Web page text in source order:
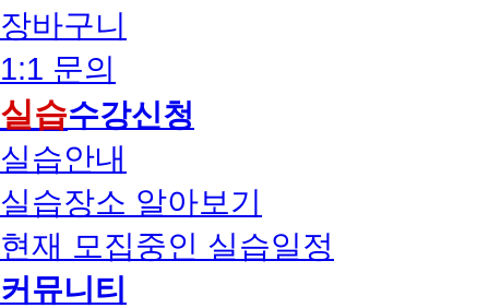
장바구니
1:1 문의
실습수강신청
실습안내
실습장소 알아보기
현재 모집중인 실습일정
커뮤니티